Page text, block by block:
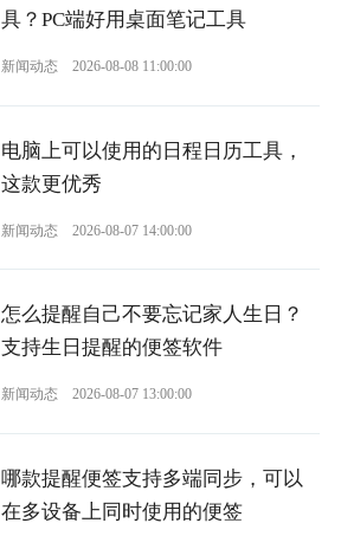
具？PC端好用桌面笔记工具
新闻动态 2026-08-08 11:00:00
电脑上可以使用的日程日历工具，
这款更优秀
新闻动态 2026-08-07 14:00:00
怎么提醒自己不要忘记家人生日？
支持生日提醒的便签软件
新闻动态 2026-08-07 13:00:00
哪款提醒便签支持多端同步，可以
在多设备上同时使用的便签